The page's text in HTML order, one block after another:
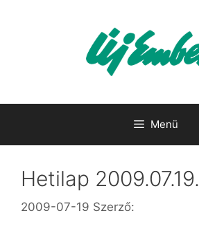
Menü
Hetilap 2009.07.19.
2009-07-19 Szerző: